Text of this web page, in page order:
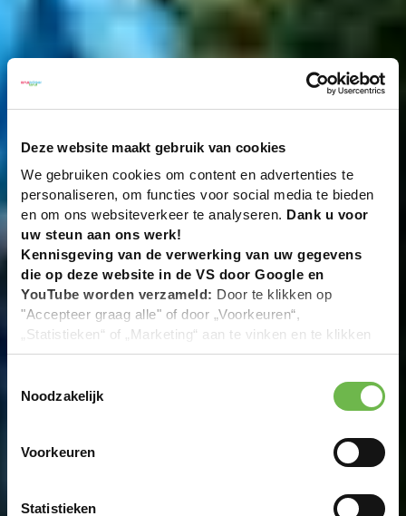
Deze website maakt gebruik van cookies
We gebruiken cookies om content en advertenties te
personaliseren, om functies voor social media te bieden
en om ons websiteverkeer te analyseren. Dank u voor
uw steun aan ons werk!
Kennisgeving van de verwerking van uw gegevens
die op deze website in de VS door Google en
YouTube worden verzameld: Door te klikken op
"Accepteer graag alle" of door „Voorkeuren“,
„Statistieken“ of „Marketing“ aan te vinken en te klikken
op "Selectie handmatig instellen", stemt u er ook mee in
overeenstemming met Art. 49 (1) zin 1 lit. a DSGVO. De
VS zijn door het Europees Hof van Justitie beoordeeld
gegevensbescherming volgens EU-normen. In het
Amerikaanse autoriteiten worden verwerkt voor controle-
Noodzakelijk
Voorkeuren
Statistieken